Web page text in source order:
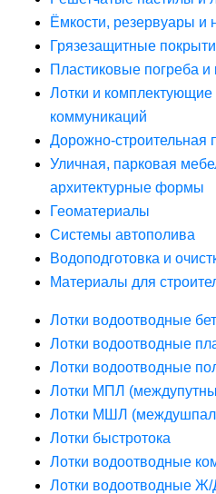
Ёмкости, резервуары и
Грязезащитные
Пластиковые погреба и
Лотки и
коммуникаций
Дорожно-строительная
Уличная, парковая
архитектурные формы
Геоматериалы
Системы автополива
Водоподготовка и
Материалы для
Лотки водоотводные
Лотки водоотводные
Лотки водоотводные
Лотки МПЛ
Лотки МШЛ
Лотки быстротока
Лотки водоотводные
Лотки водоотводные